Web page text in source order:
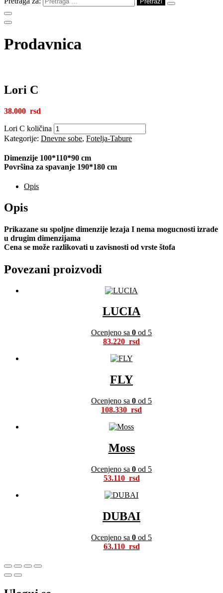
Prodavnica
Lori C
38.000
Lori C količina
Kategorije: Dnevne sobe, Fotelja-Tabure
Dimenzije 100*110*90 cm
Površina za spavanje 190*180 cm
Opis
Opis
Prikazane su spoljne dimenzije lezaja I nema mogucnosti izrade
u drugim dimenzijama
Cena se može razlikovati u zavisnosti od vrste štofa
Povezani proizvodi
LUCIA
Ocenjeno sa 0 od 5
83.220
FLY
Ocenjeno sa 0 od 5
108.330
Moss
Ocenjeno sa 0 od 5
53.110
DUBAI
Ocenjeno sa 0 od 5
63.110